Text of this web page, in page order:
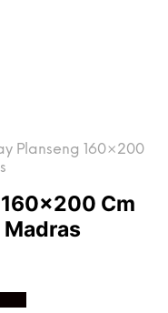
Planseng 160×200
Cm